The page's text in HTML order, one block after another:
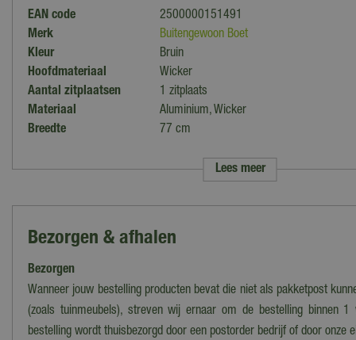
EAN code
2500000151491
Merk
Buitengewoon Boet
Kleur
Bruin
Hoofdmateriaal
Wicker
Aantal zitplaatsen
1 zitplaats
Materiaal
Aluminium, Wicker
Breedte
77 cm
Hoogte
100 cm
Kleur kussens
Bruin
Hoogte zitting
45 cm
Diepte zitting
Extra opties
Verstelbaar, Voetenbank
Stapelbaar
Type tuinstoel
Loungestoel
Lees meer
Bezorgen & afhalen
Bezorgen
Wanneer jouw bestelling producten bevat die niet als pakketpost
(zoals tuinmeubels), streven wij ernaar om de bestelling binnen
bestelling wordt thuisbezorgd door een postorder bedrijf of door onze